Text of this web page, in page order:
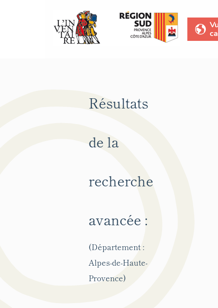
Résultats
de la
recherche
avancée :
(Département :
Alpes-de-Haute-
Provence)